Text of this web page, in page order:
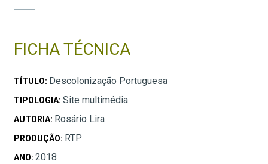
FICHA TÉCNICA
TÍTULO: Descolonização Portuguesa
TIPOLOGIA: Site multimédia
AUTORIA: Rosário Lira
PRODUÇÃO: RTP
ANO: 2018